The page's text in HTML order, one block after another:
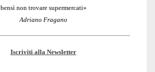
bensì non trovare supermercati»
Adriano Fragano
Iscriviti alla Newsletter